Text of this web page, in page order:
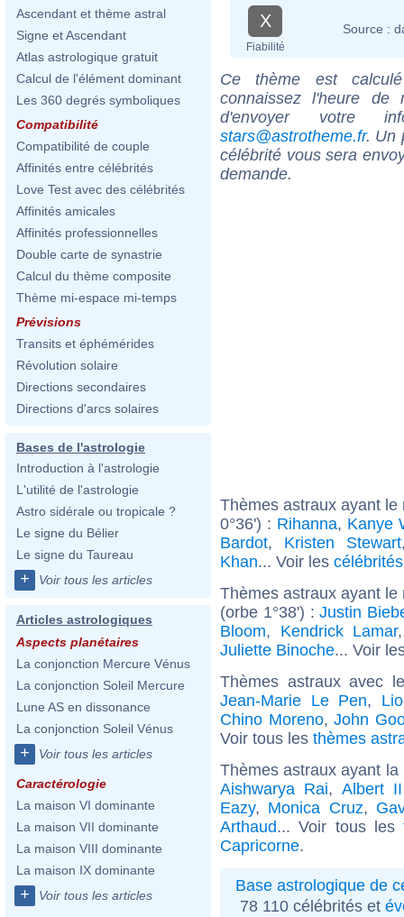
Ascendant et thème astral
Signe et Ascendant
Atlas astrologique gratuit
Calcul de l'élément dominant
Les 360 degrés symboliques
Compatibilité
Compatibilité de couple
Affinités entre célébrités
Love Test avec des célébrités
Affinités amicales
Affinités professionnelles
Double carte de synastrie
Calcul du thème composite
Thème mi-espace mi-temps
Prévisions
Transits et éphémérides
Révolution solaire
Directions secondaires
Directions d'arcs solaires
Bases de l'astrologie
Introduction à l'astrologie
L'utilité de l'astrologie
Astro sidérale ou tropicale ?
Le signe du Bélier
Le signe du Taureau
+ Voir tous les articles
Articles astrologiques
Aspects planétaires
La conjonction Mercure Vénus
La conjonction Soleil Mercure
Lune AS en dissonance
La conjonction Soleil Vénus
+ Voir tous les articles
Caractérologie
La maison VI dominante
La maison VII dominante
La maison VIII dominante
La maison IX dominante
+ Voir tous les articles
X
Fiabilité
Source :
Ce thème est
connaissez l'heure de
d'envoyer votre
stars@astrotheme.fr. Un
célébrité vous sera
demande.
Thèmes astraux ayant
0°36') : Rihanna, Kanye
Bardot, Kristen Stewart
Khan... Voir les
Thèmes astraux ayant
(orbe 1°38') :Justin
Bloom, Kendrick Lamar
Juliette Binoche... Voir
Thèmes astraux avec
Jean-Marie Le Pen,
Chino Moreno,John
Voir tous les thèmes
Thèmes astraux ayant
Aishwarya Rai, Albert
Eazy, Monica Cruz,
Arthaud... Voir tous les
Capricorne.
Base astrologique de
78 110 célébrités et